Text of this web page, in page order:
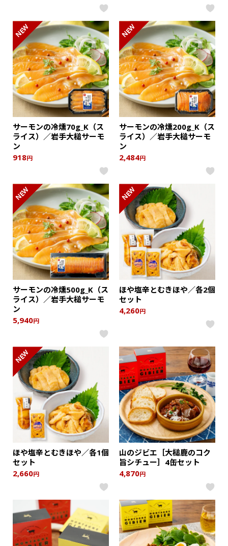
NEW
サーモンの冷燻70g_K（ス
ライス）／岩手大槌サーモ
ン
918円
NEW
サーモンの冷燻200g_K（ス
ライス）／岩手大槌サーモ
ン
2,484円
NEW
サーモンの冷燻500g_K（ス
ライス）／岩手大槌サーモ
ン
5,940円
NEW
ほや塩辛とむきほや／各2個
セット
4,260円
NEW
ほや塩辛とむきほや／各1個
セット
2,660円
山のジビエ［大槌鹿のコク
旨シチュー］4缶セット
4,870円